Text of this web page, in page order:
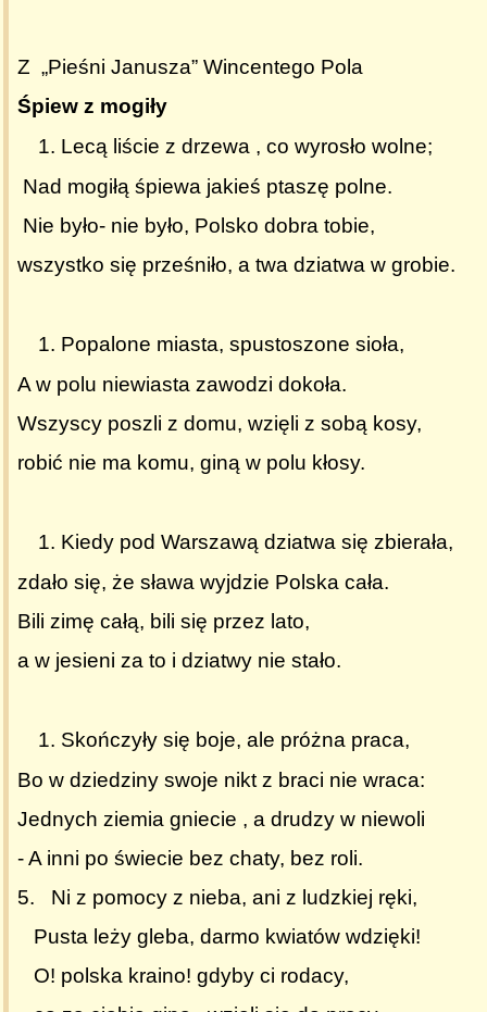
Z „Pieśni Janusza” Wincentego Pola
Śpiew z mogiły
Lecą liście z drzewa , co wyrosło wolne;
Nad mogiłą śpiewa jakieś ptaszę polne.
Nie było- nie było, Polsko dobra tobie,
wszystko się prześniło, a twa dziatwa w grobie.
Popalone miasta, spustoszone sioła,
A w polu niewiasta zawodzi dokoła.
Wszyscy poszli z domu, wzięli z sobą kosy,
robić nie ma komu, giną w polu kłosy.
Kiedy pod Warszawą dziatwa się zbierała,
zdało się, że sława wyjdzie Polska cała.
Bili zimę całą, bili się przez lato,
a w jesieni za to i dziatwy nie stało.
Skończyły się boje, ale próżna praca,
Bo w dziedziny swoje nikt z braci nie wraca:
Jednych ziemia gniecie , a drudzy w niewoli
- A inni po świecie bez chaty, bez roli.
5. Ni z pomocy z nieba, ani z ludzkiej ręki,
Pusta leży gleba, darmo kwiatów wdzięki!
O! polska kraino! gdyby ci rodacy,